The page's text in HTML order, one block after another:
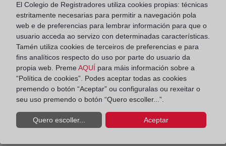
Muebles?
El Colegio de Registradores utiliza cookies propias: técnicas
estritamente necesarias para permitir a navegación pola
web e de preferencias para lembrar información para que o
usuario acceda ao servizo con determinadas características.
Tamén utiliza cookies de terceiros de preferencias e para
fins analíticos respecto do uso por parte do usuario da
propia web. Preme AQUÍ para máis información sobre a
“Política de cookies”. Podes aceptar todas as cookies
premendo o botón “Aceptar” ou configuralas ou rexeitar o
seu uso premendo o botón “Quero escoller...”.
Quero escoller... Aceptar